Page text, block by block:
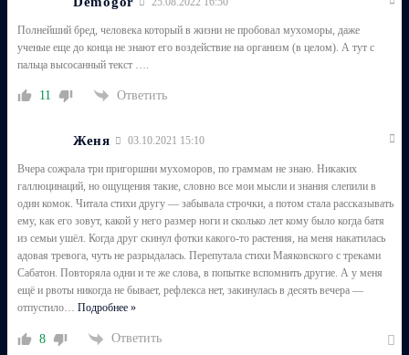
Полнейший бред, человека который в жизни не пробовал мухоморы, даже
ученые еще до конца не знают его воздействие на организм (в целом). А тут с
пальца высосанный текст ….
11 Ответить
Женя 03.10.2021 15:10
Вчера сожрала три пригоршни мухоморов, по граммам не знаю. Никаких
галлюцинаций, но ощущения такие, словно все мои мысли и знания слепили в
один комок. Читала стихи другу — забывала строчки, а потом стала рассказывать
ему, как его зовут, какой у него размер ноги и сколько лет кому было когда батя
из семьи ушёл. Когда друг скинул фотки какого-то растения, на меня накатилась
адовая тревога, чуть не разрыдалась. Перепутала стихи Маяковского с треками
Сабатон. Повторяла одни и те же слова, в попытке вспомнить другие. А у меня
ещё и рвоты никогда не бывает, рефлекса нет, закинулась в десять вечера —
отпустило… Подробнее »
8 Ответить